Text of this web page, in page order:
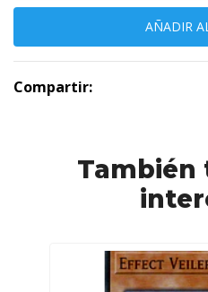
Compartir:
También